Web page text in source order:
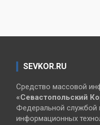
SEVKOR.RU
Средство массовой
«Севастопольский
Федеральной службой
информационных